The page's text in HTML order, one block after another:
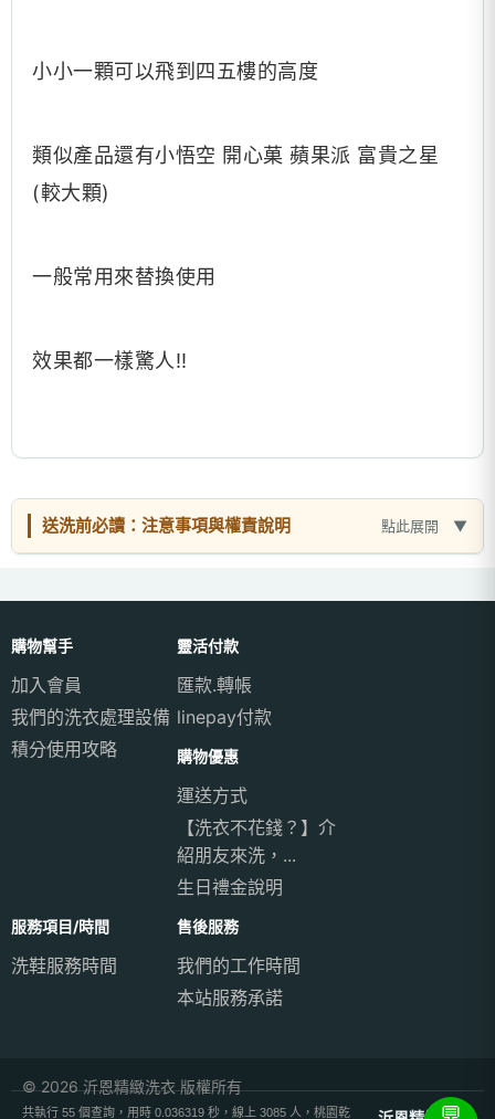
小小一顆可以飛到四五樓的高度
類似產品還有小悟空 開心菓 蘋果派 富貴之星
(較大顆)
一般常用來替換使用
效果都一樣驚人!!
送洗前必讀：注意事項與權責說明 點此展開
購物幫手
加入會員
我們的洗衣處理設備
積分使用攻略
靈活付款
匯款.轉帳
linepay付款
購物優惠
運送方式
【洗衣不花錢？】介
紹朋友來洗，...
生日禮金說明
服務項目/時間
洗鞋服務時間
售後服務
我們的工作時間
本站服務承諾
© 2026 沂恩精緻洗衣 版權所有
共執行 55 個查詢，用時 0.036319 秒，線上 3085 人，桃園乾